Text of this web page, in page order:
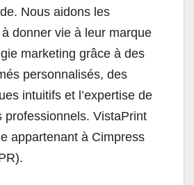
Nous aidons les
donner vie à leur marque
marketing grâce à des
personnalisés, des
intuitifs et l’expertise de
professionnels. VistaPrint
appartenant à Cimpress